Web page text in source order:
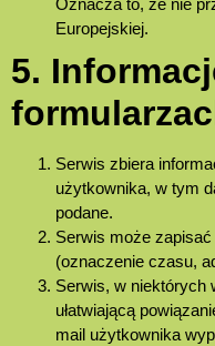
Oznacza to, że nie
Europejskiej.
5.
Serwis zbiera
użytkownika, w tym
podane.
Serwis może zapisać
(oznaczenie czasu,
Serwis, w niektórych
ułatwiającą
mail użytkownika